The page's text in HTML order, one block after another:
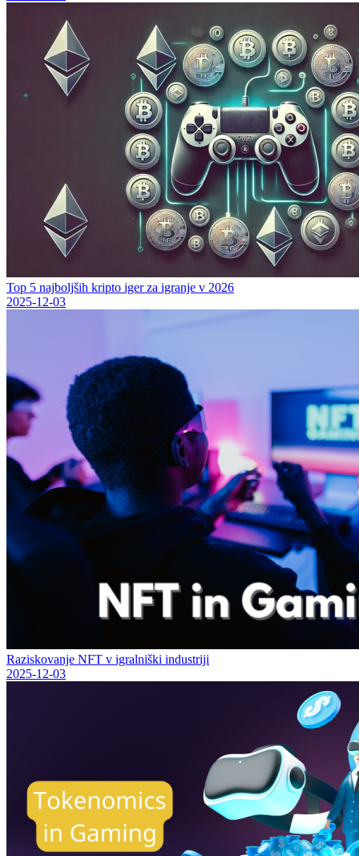
Top 5 najboljših kripto iger za igranje v 2026
2025-12-03
Raziskovanje NFT v igralniški industriji
2025-12-03